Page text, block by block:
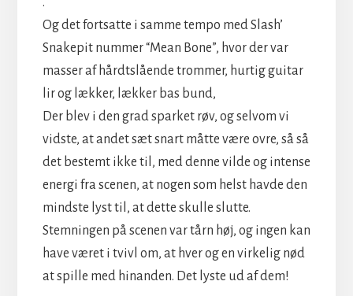
Og det fortsatte i samme tempo med Slash’
Snakepit nummer “Mean Bone”, hvor der var
masser af hårdtslående trommer, hurtig guitar
lir og lækker, lækker bas bund,
Der blev i den grad sparket røv, og selvom vi
vidste, at andet sæt snart måtte være ovre, så så
det bestemt ikke til, med denne vilde og intense
energi fra scenen, at nogen som helst havde den
mindste lyst til, at dette skulle slutte.
Stemningen på scenen var tårn høj, og ingen kan
have været i tvivl om, at hver og en virkelig nød
at spille med hinanden. Det lyste ud af dem!